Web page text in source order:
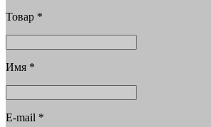
Товар *
Имя *
E-mail *